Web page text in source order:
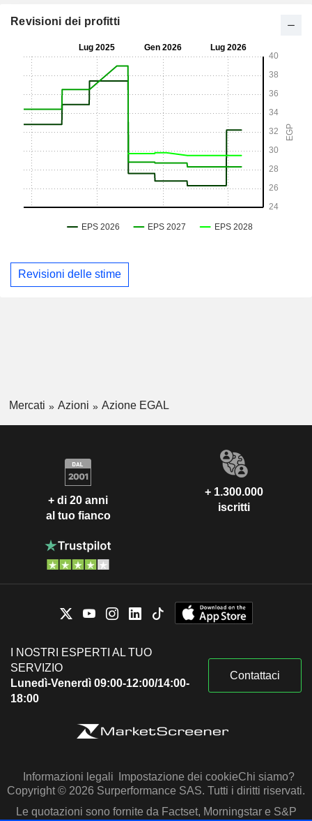
Revisioni dei profitti
Revisioni delle stime
Mercati Azioni Azione EGAL
+ di 20 anni
al tuo fianco
+ 1.300.000
iscritti
I NOSTRI ESPERTI AL TUO
SERVIZIO
Lunedì-Venerdì 09:00-12:00/14:00-
18:00
Contattaci
Informazioni legali Impostazione dei cookieChi siamo?
Copyright © 2026 Surperformance SAS. Tutti i diritti riservati.
Le quotazioni sono fornite da Factset, Morningstar e S&P